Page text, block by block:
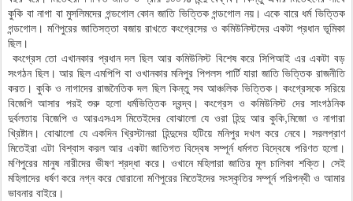
কুকি বা নাগা বা মুসলিমদের গন্ডগোল কোন জাতি ভিত্তিক গন্ডগোল নয়। একে বারে ধর্ম ভিত্তিক
গন্ডগোল। মণিপুরের জাতিসত্তা বজায় রাখতে কংগ্রেসের ও কমিউনিস্টদের একটা প্রধান ভূমিকা
ছিল।
কংগ্রেস তো এখানকার প্রধান দল ছিল আর কমিউনিস্ট বিশেষ করে সিপিআই এর একটা বড়
সংগঠন ছিল। আর ছিল এমপিপি বা ওখানকার মনিপুর পিপলস পার্টি যারা জাতি ভিত্তিক রাজনীতি
করত। কুকি ও নাগাদের রাজনৈতিক দল ছিল কিন্তু সব আঞ্চলিক ভিত্তিক। কংগ্রেসকে সরিয়ে
বিজেপি আসার পরই শুরু হলো ধর্মভিত্তিক দ্বন্দ্ব। কংগ্রেস ও কমিউনিস্ট দের সাংগঠনিক
দুর্বলতায় বিজেপি ও আরএসএস মিতেইদের বোঝালো যে ওরা হিন্দু আর কুকি,মিজো ও নাগারা
খ্রিষ্টান। বোঝালো যে একদিন খ্রিস্টানরা হিন্দুদের হটিয়ে মনিপুর দখল করে নেবে। সরলপ্রাণ
মিতেইরা এটা বিশ্বাস করল আর একটা জাতিগত বিদ্বেষ সম্পূর্ন ধর্মগত বিদ্বেষে পরিণত হলো।
মণিপুরের মানুষ নারীদের ভীষণ শ্রদ্ধা করে। ওখানে মহিলারা জাতির মূল চালিকা শক্তি। সেই
মহিলাদের ধর্ষণ করে নগ্ন করে ঘোরানো মণিপুরের মিতেইদের সংস্কৃতির সম্পূর্ন পরিপন্থী ও আমার
ভাবনার বাইরে।